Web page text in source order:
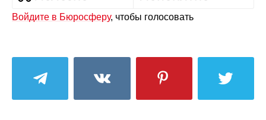
Войдите в Бюросферу, чтобы голосовать